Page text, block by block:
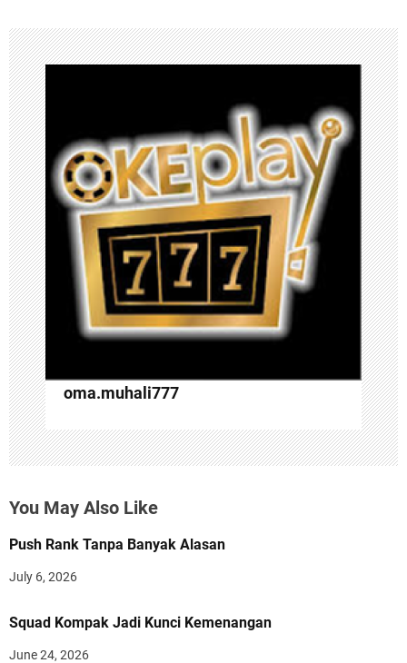
a
v
i
g
a
t
i
o
n
oma.muhali777
You May Also Like
Push Rank Tanpa Banyak Alasan
July 6, 2026
Squad Kompak Jadi Kunci Kemenangan
June 24, 2026